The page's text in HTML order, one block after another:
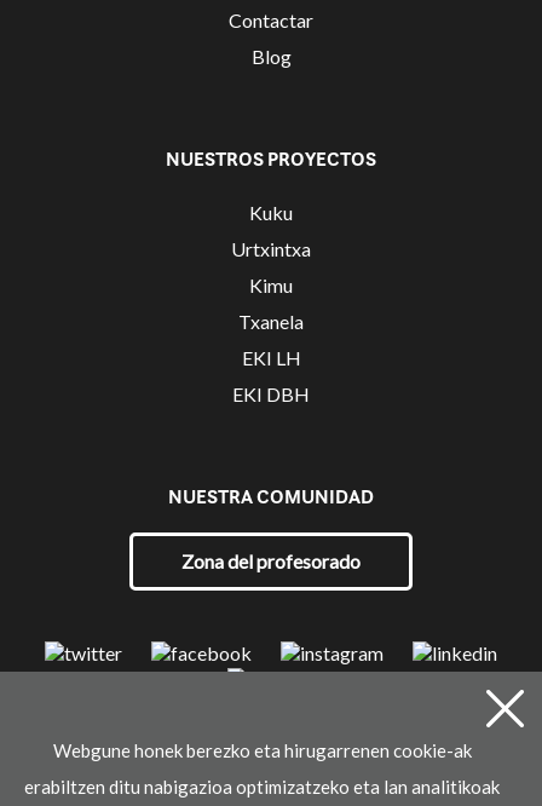
Contactar
Blog
NUESTROS PROYECTOS
Kuku
Urtxintxa
Kimu
Txanela
EKI LH
EKI DBH
NUESTRA COMUNIDAD
Zona del profesorado
Webgune honek berezko eta hirugarrenen cookie-ak
erabiltzen ditu nabigazioa optimizatzeko eta lan analitikoak